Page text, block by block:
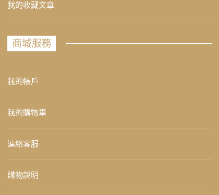
我的收藏文章
商城服務
我的帳戶
我的購物車
連絡客服
購物說明